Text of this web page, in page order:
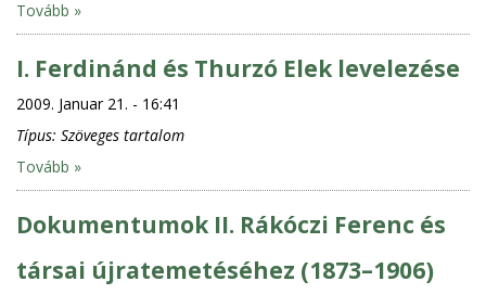
Tovább »
I. Ferdinánd és Thurzó Elek levelezése
2009. Januar 21. - 16:41
Típus: Szöveges tartalom
Tovább »
Dokumentumok II. Rákóczi Ferenc és
társai újratemetéséhez (1873–1906)